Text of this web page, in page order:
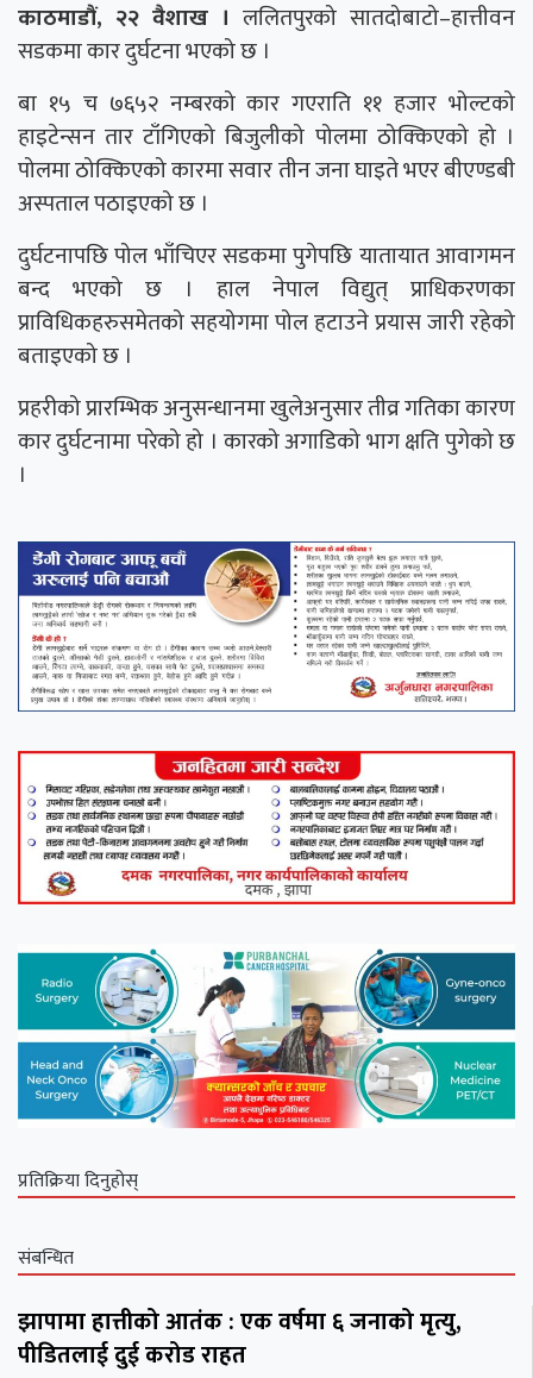
काठमाडौं, २२ वैशाख । ललितपुरको सातदोबाटो–हात्तीवन
सडकमा कार दुर्घटना भएको छ ।
बा १५ च ७६५२ नम्बरको कार गएराति ११ हजार भोल्टको
हाइटेन्सन तार टाँगिएको बिजुलीको पोलमा ठोक्किएको हो ।
पोलमा ठोक्किएको कारमा सवार तीन जना घाइते भएर बीएण्डबी
अस्पताल पठाइएको छ ।
दुर्घटनापछि पोल भाँचिएर सडकमा पुगेपछि यातायात आवागमन
बन्द भएको छ । हाल नेपाल विद्युत् प्राधिकरणका
प्राविधिकहरुसमेतको सहयोगमा पोल हटाउने प्रयास जारी रहेको
बताइएको छ ।
प्रहरीको प्रारम्भिक अनुसन्धानमा खुलेअनुसार तीव्र गतिका कारण
कार दुर्घटनामा परेको हो । कारको अगाडिको भाग क्षति पुगेको छ
।
प्रतिक्रिया दिनुहोस्
संबन्धित
झापामा हात्तीको आतंक : एक वर्षमा ६ जनाको मृत्यु,
पीडितलाई दुई करोड राहत